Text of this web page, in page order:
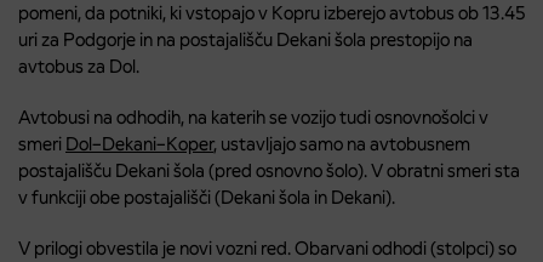
pomeni, da potniki, ki vstopajo v Kopru izberejo avtobus ob 13.45
uri za Podgorje in na postajališču Dekani šola prestopijo na
avtobus za Dol.
Avtobusi na odhodih, na katerih se vozijo tudi osnovnošolci v
smeri Dol–Dekani–Koper, ustavljajo samo na avtobusnem
postajališču Dekani šola (pred osnovno šolo). V obratni smeri sta
v funkciji obe postajališči (Dekani šola in Dekani).
V prilogi obvestila je novi vozni red. Obarvani odhodi (stolpci) so